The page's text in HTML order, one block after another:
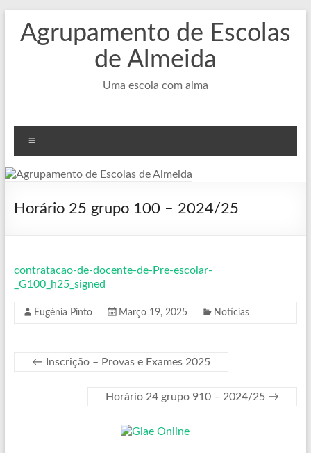
content
Agrupamento de Escolas
de Almeida
Uma escola com alma
Horário 25 grupo 100 – 2024/25
contratacao-de-docente-de-Pre-escolar-
_G100_h25_signed
Eugénia Pinto Março 19, 2025 Notícias
← Inscrição – Provas e Exames 2025
Horário 24 grupo 910 – 2024/25 →